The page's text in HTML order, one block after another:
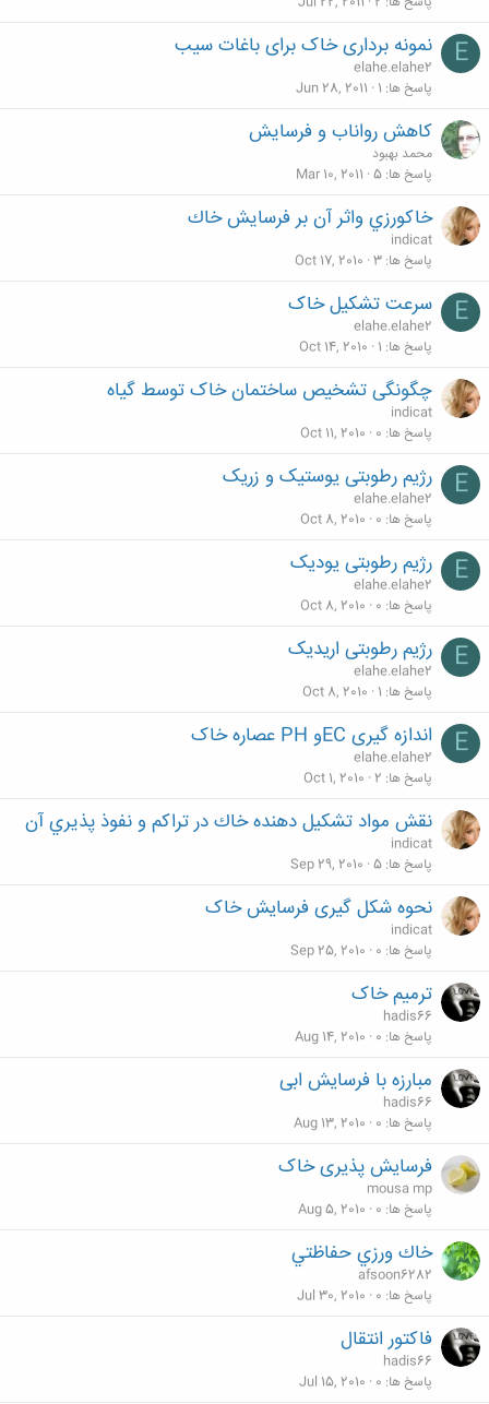
E نمونه برداری خاک برای باغات سیب
elahe.elahe2
پاسخ ها 1
Jun 28, 2011
كاهش رواناب و فرسايش
محمد بهبود
پاسخ ها 5
Mar 10, 2011
خاكورزي واثر آن بر فرسايش خاك
indicat
پاسخ ها 3
Oct 17, 2010
E سرعت تشکیل خاک
elahe.elahe2
پاسخ ها 1
Oct 14, 2010
چگونگی تشخیص ساختمان خاک توسط گیاه
indicat
پاسخ ها 0
Oct 11, 2010
E رژیم رطوبتی یوستیک و زریک
elahe.elahe2
پاسخ ها 0
Oct 8, 2010
E رژیم رطوبتی یودیک
elahe.elahe2
پاسخ ها 0
Oct 8, 2010
E رژیم رطوبتی اریدیک
elahe.elahe2
پاسخ ها 1
Oct 8, 2010
E اندازه گیری ECو PH عصاره خاک
elahe.elahe2
پاسخ ها 2
Oct 1, 2010
نقش مواد تشكيل دهنده خاك در تراكم و نفوذ پذيري آن
indicat
پاسخ ها 5
Sep 29, 2010
نحوه شکل گیری فرسایش خاک
indicat
پاسخ ها 0
Sep 25, 2010
ترمیم خاک
hadis66
پاسخ ها 0
Aug 14, 2010
مبارزه با فرسایش ابی
hadis66
پاسخ ها 0
Aug 13, 2010
فرسایش پذیری خاک
mousa mp
پاسخ ها 0
Aug 5, 2010
خاك ورزي حفاظتي
afsoon6282
پاسخ ها 0
Jul 30, 2010
فاکتور انتقال
hadis66
پاسخ ها 0
Jul 15, 2010